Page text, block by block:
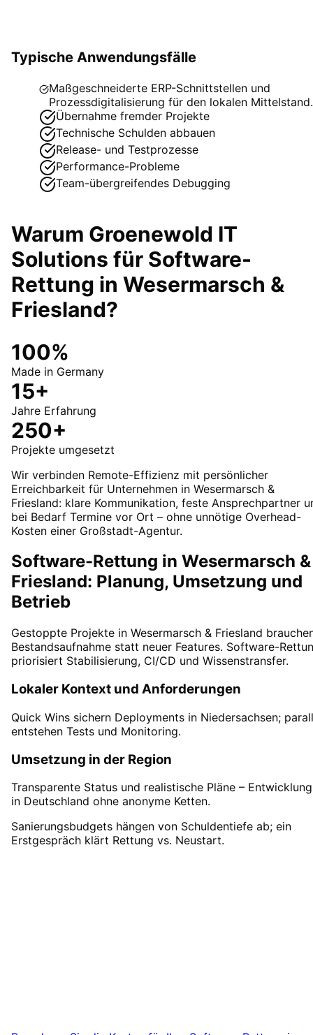
Typische Anwendungsfälle
Maßgeschneiderte ERP-Schnittstellen und
Prozessdigitalisierung für den lokalen Mittelstand.
Übernahme fremder Projekte
Technische Schulden abbauen
Release- und Testprozesse
Performance-Probleme
Team-übergreifendes Debugging
Warum Groenewold IT
Solutions für Software-
Rettung in Wesermarsch &
Friesland?
100%
Made in Germany
15+
Jahre Erfahrung
250+
Projekte umgesetzt
Wir verbinden Remote-Effizienz mit persönlicher
Erreichbarkeit für Unternehmen in Wesermarsch &
Friesland: klare Kommunikation, feste Ansprechpartner
bei Bedarf Termine vor Ort – ohne unnötige Overhead-
Kosten einer Großstadt-Agentur.
Software-Rettung in Wesermarsch &
Friesland: Planung, Umsetzung und
Betrieb
Gestoppte Projekte in Wesermarsch & Friesland
Bestandsaufnahme statt neuer Features. Software-
priorisiert Stabilisierung, CI/CD und Wissenstransfer.
Lokaler Kontext und Anforderungen
Quick Wins sichern Deployments in Niedersachsen;
entstehen Tests und Monitoring.
Umsetzung in der Region
Transparente Status und realistische Pläne – Entwicklung
in Deutschland ohne anonyme Ketten.
Sanierungsbudgets hängen von Schuldentiefe ab; ein
Erstgespräch klärt Rettung vs. Neustart.